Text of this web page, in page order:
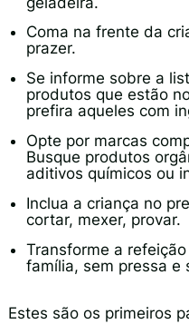
Coma na frente da
prazer.
Se informe sobre a
produtos que estão
prefira aqueles com
Opte por marcas
Busque produtos
aditivos químicos ou
Inclua a criança no
cortar, mexer, provar.
Transforme a
família, sem pressa e
Estes são os primeiros